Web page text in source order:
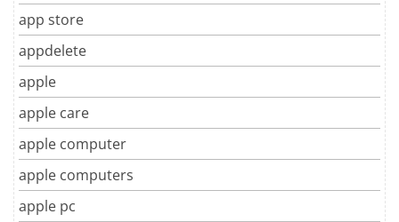
app store
appdelete
apple
apple care
apple computer
apple computers
apple pc